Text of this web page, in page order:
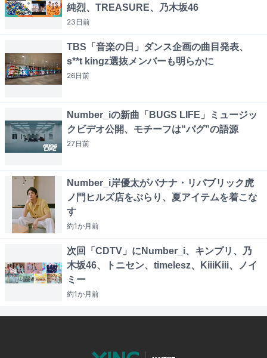
純烈、TREASURE、乃木坂46
23日前
TBS「音楽の日」ダンス企画の曲目発表、
s**t kingz選抜メンバーも明らかに
26日前
Number_iの新曲「BUGS LIFE」ミュージッ
クビデオ公開、モチーフは“バグ”の語源
27日前
Number_i岸優太がバナナ・リパブリック虎
ノ門ヒルズ店をぶらり、夏アイテムを着こな
す
約1か月前
次回「CDTV」にNumber_i、キンプリ、乃
木坂46、トニセン、timelesz、KiiiKiii、ノイ
ミー
約1か月前